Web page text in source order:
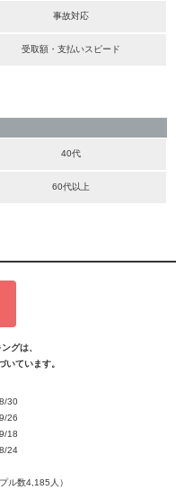
事故対応
受取額・支払いスピード
40代
60代以上
グは、
いています。
30
26
18
24
ル数4,185人）